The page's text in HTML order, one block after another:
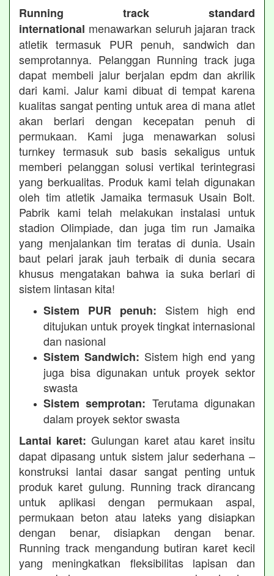
Running track standard
international menawarkan seluruh jajaran track
atletik termasuk PUR penuh, sandwich dan
semprotannya. Pelanggan Running track juga
dapat membeli jalur berjalan epdm dan akrilik
dari kami. Jalur kami dibuat di tempat karena
kualitas sangat penting untuk area di mana atlet
akan berlari dengan kecepatan penuh di
permukaan. Kami juga menawarkan solusi
turnkey termasuk sub basis sekaligus untuk
memberi pelanggan solusi vertikal terintegrasi
yang berkualitas. Produk kami telah digunakan
oleh tim atletik Jamaika termasuk Usain Bolt.
Pabrik kami telah melakukan instalasi untuk
stadion Olimpiade, dan juga tim run Jamaika
yang menjalankan tim teratas di dunia. Usain
baut pelari jarak jauh terbaik di dunia secara
khusus mengatakan bahwa ia suka berlari di
sistem lintasan kita!
Sistem PUR penuh: Sistem high end
ditujukan untuk proyek tingkat internasional
dan nasional
Sistem Sandwich: Sistem high end yang
juga bisa digunakan untuk proyek sektor
swasta
Sistem semprotan: Terutama digunakan
dalam proyek sektor swasta
Lantai karet: Gulungan karet atau karet insitu
dapat dipasang untuk sistem jalur sederhana –
konstruksi lantai dasar sangat penting untuk
produk karet gulung. Running track dirancang
untuk aplikasi dengan permukaan aspal,
permukaan beton atau lateks yang disiapkan
dengan benar, disiapkan dengan benar.
Running track mengandung butiran karet kecil
yang meningkatkan fleksibilitas lapisan dan